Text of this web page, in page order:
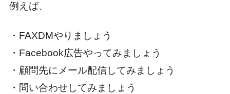
例えば、
・FAXDMやりましょう
・Facebook広告やってみましょう
・顧問先にメール配信してみましょう
・問い合わせしてみましょう